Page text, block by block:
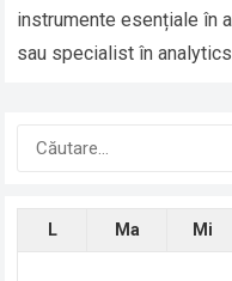
instrumente esențiale în
sau specialist în
Caută
L Ma Mi